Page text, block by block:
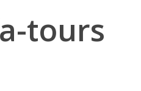
tours